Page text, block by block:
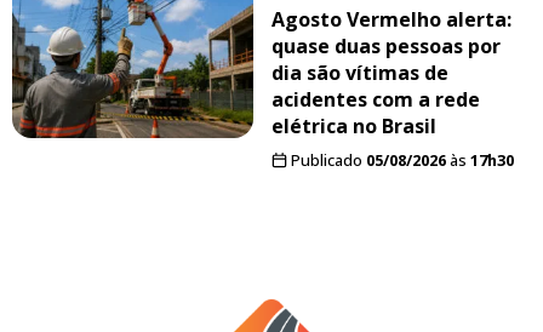
Agosto Vermelho alerta:
quase duas pessoas por
dia são vítimas de
acidentes com a rede
elétrica no Brasil
Publicado 05/08/2026às 17h30